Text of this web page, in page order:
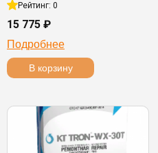
Рейтинг: 0
15 775 ₽
Подробнее
В корзину